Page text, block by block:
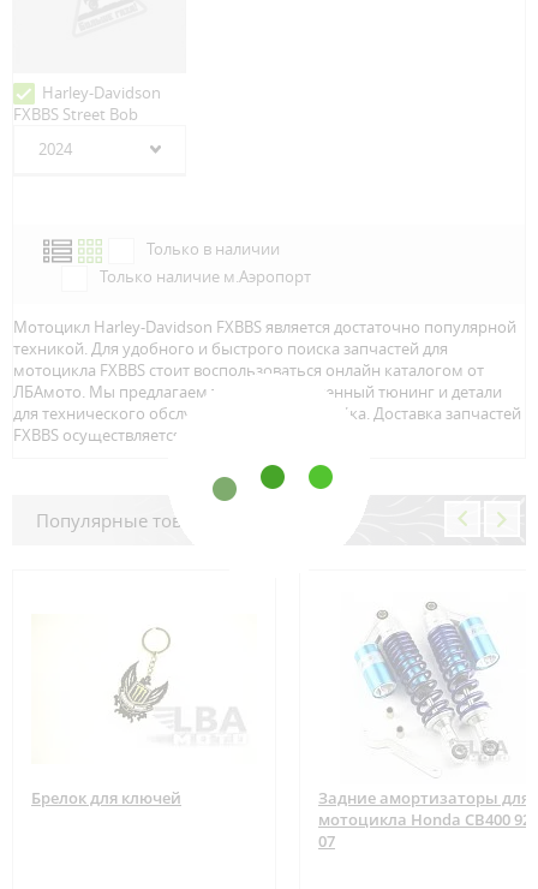
Harley-Davidson
FXBBS Street Bob
2024
Только в наличии
Только наличие м.Аэропорт
Мотоцикл Harley-Davidson FXBBS является достаточно популярной
техникой. Для удобного и быстрого поиска запчастей для
мотоцикла FXBBS стоит воспользоваться онлайн каталогом от
ЛБАмото. Мы предлагаем только качественный тюнинг и детали
для технического обслуживание вашего байка. Доставка запчастей
FXBBS осуществляется по всей Росcии.
Популярные товары
Брелок для ключей
Задние амортизаторы для
мотоцикла Honda CB400 92-
07